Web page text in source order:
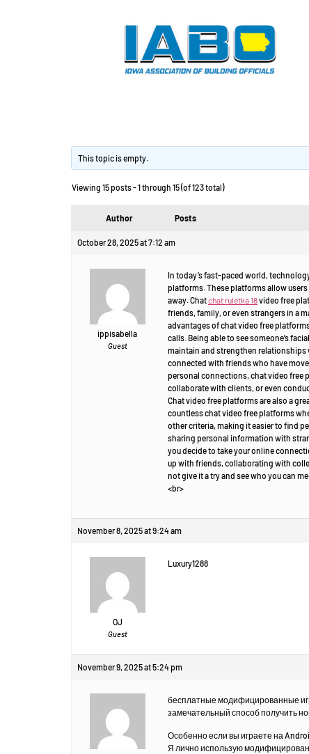
This topic is empty.
Viewing 15 posts - 1 through 15 (of 123 total)
Author Posts
October 28, 2025 at 7:12 am
ippisabella
Guest
In today’s fast-paced world,
platforms. These platforms allow
away. Chatchat ruletka 18video free
friends, family, or even strangers in a
advantages of chat video free
calls. Being able to see someone’s
maintain and strengthen relationships
connected with friends who have
personal connections, chat video free
collaborate with clients, or even
Chat video free platforms are also a
countless chat video free platforms
other criteria, making it easier to find
sharing personal information with
you decide to take your online
up with friends, collaborating with
not give it a try and see who you can
<br>
November 8, 2025 at 9:24 am
OJ
Guest
Luxury1288
November 9, 2025 at 5:24 pm
бесплатные модифицированные
замечательный способ получить
Особенно если вы играете на
Я лично использую